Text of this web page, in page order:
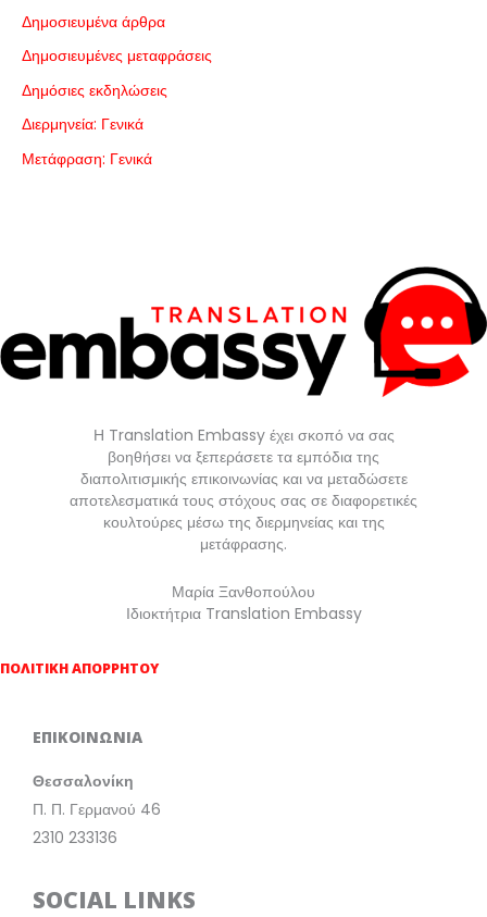
Δημοσιευμένα άρθρα
Δημοσιευμένες μεταφράσεις
Δημόσιες εκδηλώσεις
Διερμηνεία: Γενικά
Μετάφραση: Γενικά
Η Translation Embassy έχει σκοπό να σας
βοηθήσει να ξεπεράσετε τα εμπόδια της
διαπολιτισμικής επικοινωνίας και να μεταδώσετε
αποτελεσματικά τους στόχους σας σε διαφορετικές
κουλτούρες μέσω της διερμηνείας και της
μετάφρασης.
Μαρία Ξανθοπούλου
Ιδιοκτήτρια Translation Embassy
ΠΟΛΙΤΙΚΗ ΑΠΟΡΡΗΤΟΥ
ΕΠΙΚΟΙΝΩΝΙΑ
Θεσσαλονίκη
Π. Π. Γερμανού 46
2310 233136
SOCIAL LINKS